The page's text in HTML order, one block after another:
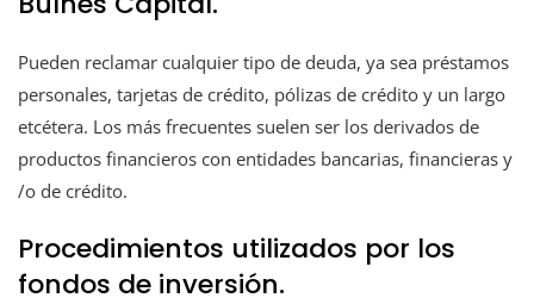
Pueden reclamar cualquier tipo de deuda, ya sea préstamos
personales, tarjetas de crédito, pólizas de crédito y un largo
etcétera. Los más frecuentes suelen ser los derivados de
productos financieros con entidades bancarias, financieras y
/o de crédito.
Procedimientos utilizados por los
fondos de inversión.